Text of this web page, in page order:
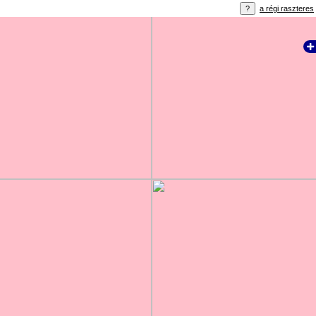
a régi raszteres